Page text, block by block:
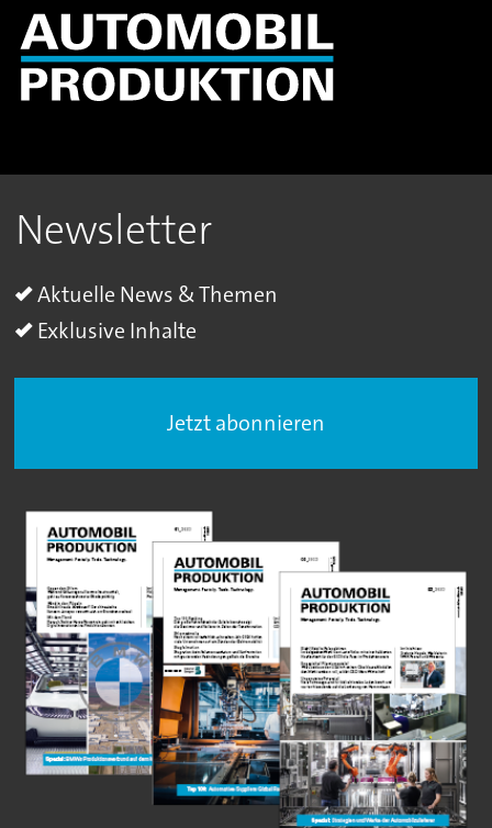
Newsletter
Aktuelle News & Themen
Exklusive Inhalte
Jetzt abonnieren